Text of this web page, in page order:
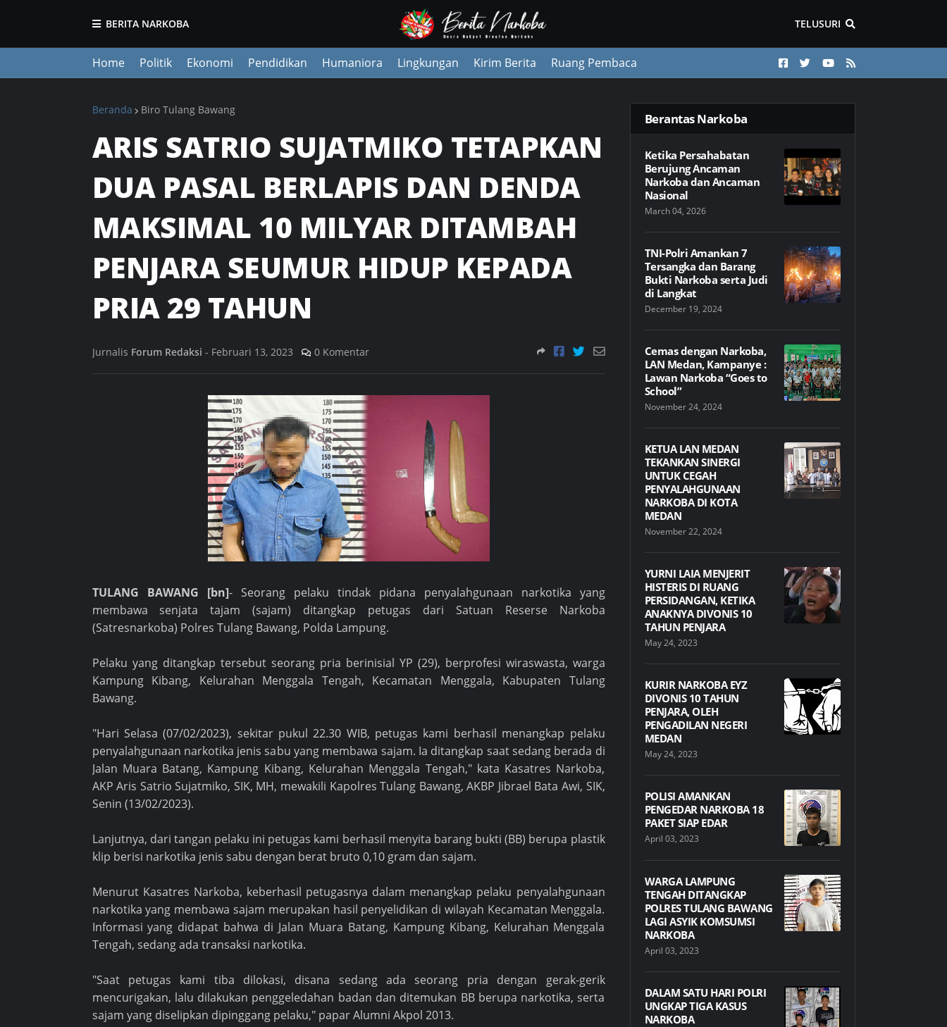
BERITA NARKOBA TELUSURI
Home Politik Ekonomi Pendidikan Humaniora Lingkungan Kirim Berita Ruang Pembaca
Beranda Biro Tulang Bawang
ARIS SATRIO SUJATMIKO TETAPKAN
DUA PASAL BERLAPIS DAN DENDA
MAKSIMAL 10 MILYAR DITAMBAH
PENJARA SEUMUR HIDUP KEPADA
PRIA 29 TAHUN
Jurnalis Forum Redaksi - Februari 13, 2023 0 Komentar
TULANG BAWANG [bn]- Seorang pelaku tindak pidana penyalahgunaan narkotika yang
membawa senjata tajam (sajam) ditangkap petugas dari Satuan Reserse Narkoba
(Satresnarkoba) Polres Tulang Bawang, Polda Lampung.
Pelaku yang ditangkap tersebut seorang pria berinisial YP (29), berprofesi wiraswasta, warga
Kampung Kibang, Kelurahan Menggala Tengah, Kecamatan Menggala, Kabupaten Tulang
Bawang.
"Hari Selasa (07/02/2023), sekitar pukul 22.30 WIB, petugas kami berhasil menangkap pelaku
penyalahgunaan narkotika jenis sabu yang membawa sajam. Ia ditangkap saat sedang berada di
Jalan Muara Batang, Kampung Kibang, Kelurahan Menggala Tengah," kata Kasatres Narkoba,
AKP Aris Satrio Sujatmiko, SIK, MH, mewakili Kapolres Tulang Bawang, AKBP Jibrael Bata Awi, SIK,
Senin (13/02/2023).
Lanjutnya, dari tangan pelaku ini petugas kami berhasil menyita barang bukti (BB) berupa plastik
klip berisi narkotika jenis sabu dengan berat bruto 0,10 gram dan sajam.
Menurut Kasatres Narkoba, keberhasil petugasnya dalam menangkap pelaku penyalahgunaan
narkotika yang membawa sajam merupakan hasil penyelidikan di wilayah Kecamatan Menggala.
Informasi yang didapat bahwa di Jalan Muara Batang, Kampung Kibang, Kelurahan Menggala
Tengah, sedang ada transaksi narkotika.
"Saat petugas kami tiba dilokasi, disana sedang ada seorang pria dengan gerak-gerik
mencurigakan, lalu dilakukan penggeledahan badan dan ditemukan BB berupa narkotika, serta
sajam yang diselipkan dipinggang pelaku," papar Alumni Akpol 2013.
Berantas Narkoba
Ketika Persahabatan
Berujung Ancaman
Narkoba dan Ancaman
Nasional
March 04, 2026
TNI-Polri Amankan 7
Tersangka dan Barang
Bukti Narkoba serta Judi
di Langkat
December 19, 2024
Cemas dengan Narkoba,
LAN Medan, Kampanye :
Lawan Narkoba “Goes to
School”
November 24, 2024
KETUA LAN MEDAN
TEKANKAN SINERGI
UNTUK CEGAH
PENYALAHGUNAAN
NARKOBA DI KOTA
MEDAN
November 22, 2024
YURNI LAIA MENJERIT
HISTERIS DI RUANG
PERSIDANGAN, KETIKA
ANAKNYA DIVONIS 10
TAHUN PENJARA
May 24, 2023
KURIR NARKOBA EYZ
DIVONIS 10 TAHUN
PENJARA, OLEH
PENGADILAN NEGERI
MEDAN
May 24, 2023
POLISI AMANKAN
PENGEDAR NARKOBA 18
PAKET SIAP EDAR
April 03, 2023
WARGA LAMPUNG
TENGAH DITANGKAP
POLRES TULANG BAWANG
LAGI ASYIK KOMSUMSI
NARKOBA
April 03, 2023
DALAM SATU HARI POLRI
UNGKAP TIGA KASUS
NARKOBA